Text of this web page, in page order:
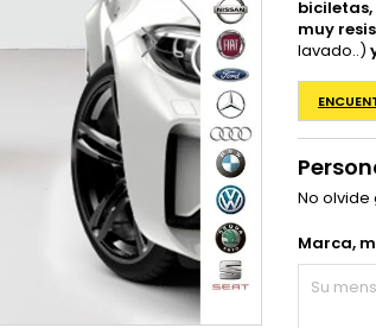
muy
lavado..)
No
Marca,